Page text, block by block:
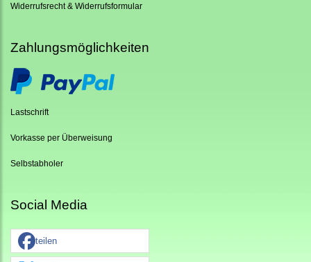
Widerrufsrecht & Widerrufsformular
Zahlungsmöglichkeiten
Lastschrift
Vorkasse per Überweisung
Selbstabholer
Social Media
teilen